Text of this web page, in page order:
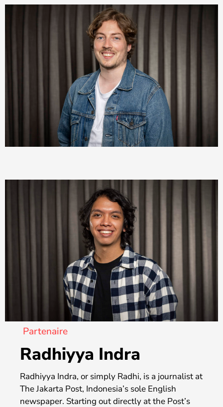
Partenaire
Radhiyya Indra
Radhiyya Indra, or simply Radhi, is a journalist at
The Jakarta Post, Indonesia’s sole English
newspaper. Starting out directly at the Post’s